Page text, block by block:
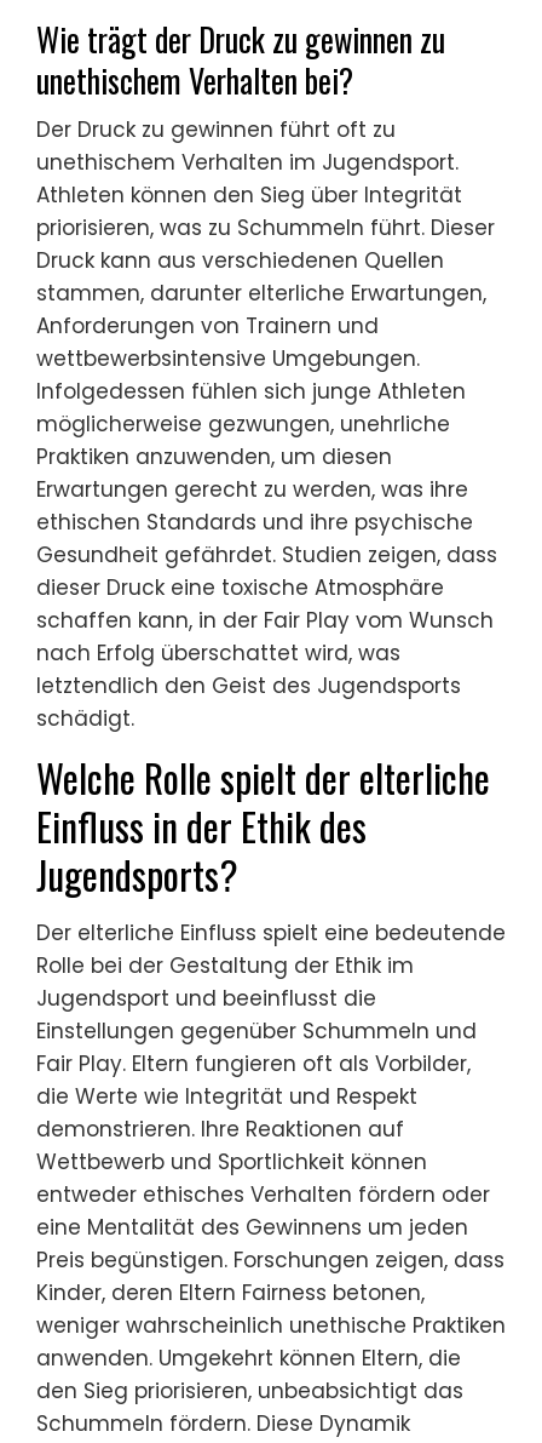
Wie trägt der Druck zu gewinnen zu
unethischem Verhalten bei?
Der Druck zu gewinnen führt oft zu
unethischem Verhalten im Jugendsport.
Athleten können den Sieg über Integrität
priorisieren, was zu Schummeln führt. Dieser
Druck kann aus verschiedenen Quellen
stammen, darunter elterliche Erwartungen,
Anforderungen von Trainern und
wettbewerbsintensive Umgebungen.
Infolgedessen fühlen sich junge Athleten
möglicherweise gezwungen, unehrliche
Praktiken anzuwenden, um diesen
Erwartungen gerecht zu werden, was ihre
ethischen Standards und ihre psychische
Gesundheit gefährdet. Studien zeigen, dass
dieser Druck eine toxische Atmosphäre
schaffen kann, in der Fair Play vom Wunsch
nach Erfolg überschattet wird, was
letztendlich den Geist des Jugendsports
schädigt.
Welche Rolle spielt der elterliche
Einfluss in der Ethik des
Jugendsports?
Der elterliche Einfluss spielt eine bedeutende
Rolle bei der Gestaltung der Ethik im
Jugendsport und beeinflusst die
Einstellungen gegenüber Schummeln und
Fair Play. Eltern fungieren oft als Vorbilder,
die Werte wie Integrität und Respekt
demonstrieren. Ihre Reaktionen auf
Wettbewerb und Sportlichkeit können
entweder ethisches Verhalten fördern oder
eine Mentalität des Gewinnens um jeden
Preis begünstigen. Forschungen zeigen, dass
Kinder, deren Eltern Fairness betonen,
weniger wahrscheinlich unethische Praktiken
anwenden. Umgekehrt können Eltern, die
den Sieg priorisieren, unbeabsichtigt das
Schummeln fördern. Diese Dynamik